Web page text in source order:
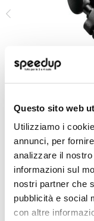
Questo sito web
Utilizziamo i
annunci, per
analizzare il
informazioni sul
nostri partner che
pubblicità e social
con altre
Supporto
Prezzo
speciale
27,70 € -45%
CONSEGNA IN 48H